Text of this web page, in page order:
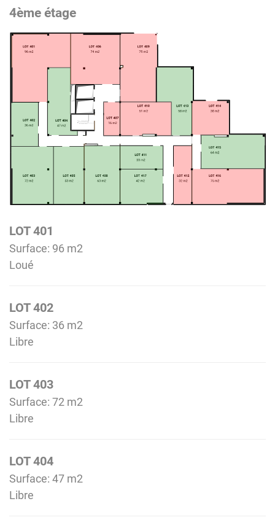
4ème étage
LOT 401
Surface: 96 m2
Loué
LOT 402
Surface: 36 m2
Libre
LOT 403
Surface: 72 m2
Libre
LOT 404
Surface: 47 m2
Libre